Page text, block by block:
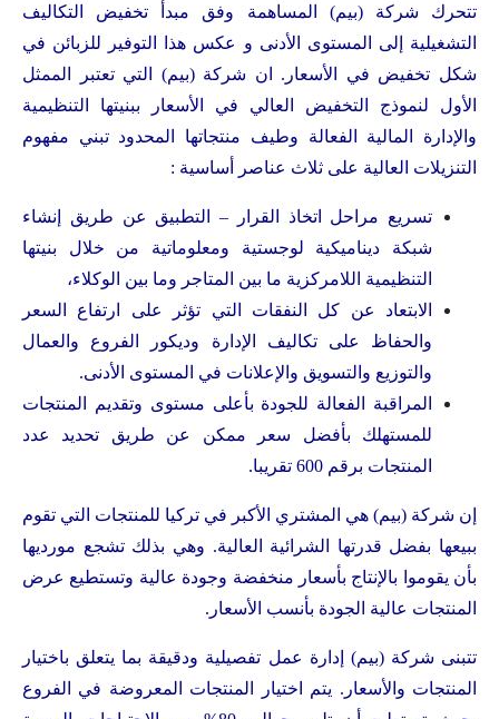
تتحرك شركة (بيم) المساهمة وفق مبدأ تخفيض التكاليف
التشغيلية إلى المستوى الأدنى و عكس هذا التوفير للزبائن في
شكل تخفيض في الأسعار. ان شركة (بيم) التي تعتبر الممثل
الأول لنموذج التخفيض العالي في الأسعار ببنيتها التنظيمية
والإدارة المالية الفعالة وطيف منتجاتها المحدود تبني مفهوم
التنزيلات العالية على ثلاث عناصر أساسية :
تسريع مراحل اتخاذ القرار – التطبيق عن طريق إنشاء
شبكة ديناميكية لوجستية ومعلوماتية من خلال بنيتها
التنظيمية اللامركزية ما بين المتاجر وما بين الوكلاء،
الابتعاد عن كل النفقات التي تؤثر على ارتفاع السعر
والحفاظ على تكاليف الإدارة وديكور الفروع والعمال
والتوزيع والتسويق والإعلانات في المستوى الأدنى.
المراقبة الفعالة للجودة بأعلى مستوى وتقديم المنتجات
للمستهلك بأفضل سعر ممكن عن طريق تحديد عدد
المنتجات برقم 600 تقريبا.
إن شركة (بيم) هي المشتري الأكبر في تركيا للمنتجات التي تقوم
ببيعها بفضل قدرتها الشرائية العالية. وهي بذلك تشجع مورديها
بأن يقوموا بالإنتاج بأسعار منخفضة وجودة عالية وتستطيع عرض
المنتجات عالية الجودة بأنسب الأسعار.
تتبنى شركة (بيم) إدارة عمل تفصيلية ودقيقة بما يتعلق باختيار
المنتجات والأسعار. يتم اختيار المنتجات المعروضة في الفروع